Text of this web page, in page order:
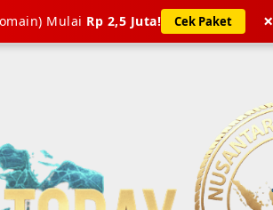
Mulai Rp 2,5 Juta! Cek Paket ×